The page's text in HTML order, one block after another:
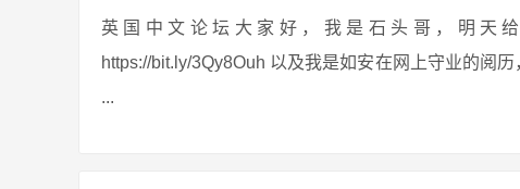
英国中文论坛大家好，我是石头哥，明天
https://bit.ly/3Qy8Ouh 以及我是如安在网上守业的阅
...